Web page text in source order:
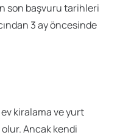
son başvuru tarihleri
3 ay öncesinde
kiralama ve yurt
Ancak kendi